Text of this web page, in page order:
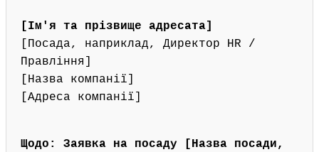
[Ім'я та прізвище адресата]
[Посада, наприклад, Директор HR /
Правління]
[Назва компанії]
[Адреса компанії]
Щодо: Заявка на посаду [Назва посади,